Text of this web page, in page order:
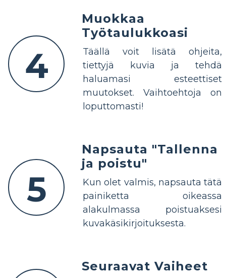
4
Muokkaa
Työtaulukkoasi
Täällä voit lisätä ohjeita,
tiettyjä kuvia ja tehdä
haluamasi esteettiset
muutokset. Vaihtoehtoja on
loputtomasti!
5
Napsauta "Tallenna
ja poistu"
Kun olet valmis, napsauta tätä
painiketta oikeassa
alakulmassa poistuaksesi
kuvakäsikirjoituksesta.
Seuraavat Vaiheet